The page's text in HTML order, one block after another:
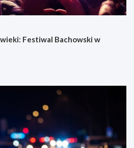
Festiwal Bachowski w